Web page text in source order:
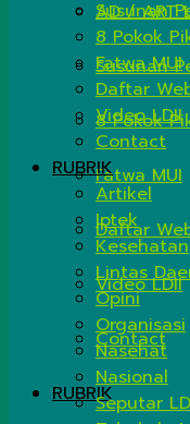
AD / ART
Susunan
8 Pokok
Fatwa MUI
Daftar
Video LDII
Contact
RUBRIK
Susunan
8 Pokok
Fatwa MUI
Daftar
Video LDII
Contact
RUBRIK
Artikel
Iptek
Kesehatan
Lintas
Opini
Organisasi
Nasehat
Nasional
Seputar